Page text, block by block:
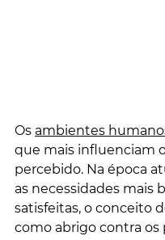
Os ambientes
que mais influenciam
percebido. Na época
as necessidades mais
satisfeitas, o conceito
como abrigo contra os